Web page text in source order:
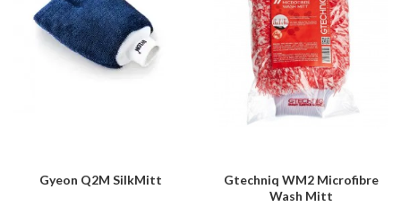
Gyeon Q2M SilkMitt
Gtechniq WM2 Microfibre
Wash Mitt